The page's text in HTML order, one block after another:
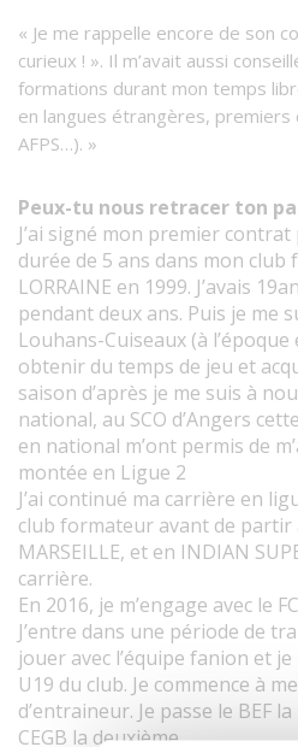
« Je me rappelle encore de son
curieux ! ». Il m’avait aussi
formations durant mon temps
en langues étrangères,
AFPS…). »
Peux-tu nous retracer ton
J’ai signé mon premier
durée de 5 ans dans mon club
LORRAINE en 1999. J’avais
pendant deux ans. Puis je me
Louhans-Cuiseaux (à
obtenir du temps de jeu et
saison d’après je me suis à
national, au SCO d’Angers
en national m’ont permis de
montée en Ligue 2
J’ai continué ma carrière en
club formateur avant de partir
MARSEILLE, et en INDIAN
carrière.
En 2016, je m’engage avec le
J’entre dans une période de
jouer avec l’équipe fanion et je
U19 du club. Je commence à
d’entraineur. Je passe le BEF
CEGB la deuxième.